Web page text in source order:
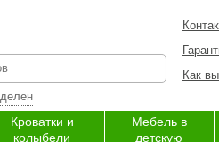
Как
Кроватки и
колыбели
Мебель в
детскую